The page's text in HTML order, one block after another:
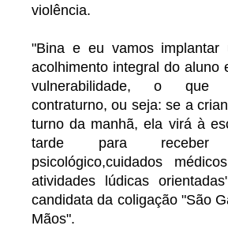
violência.
"Bina e eu vamos implantar
acolhimento integral do aluno
vulnerabilidade, o que
contraturno, ou seja: se a
turno da manhã, ela virá à
tarde para receber
psicológico,cuidados
atividades lúdicas
candidata da coligação "São
Mãos".